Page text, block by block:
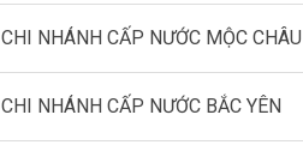
CHI NHÁNH CẤP NƯỚC MỘC CHÂU
CHI NHÁNH CẤP NƯỚC BẮC YÊN